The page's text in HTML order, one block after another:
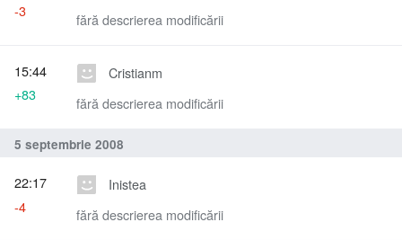
fără descrierea modificării
-3
Cristianm
fără descrierea modificării
15:44
+83
5 septembrie 2008
Inistea
fără descrierea modificării
22:17
-4